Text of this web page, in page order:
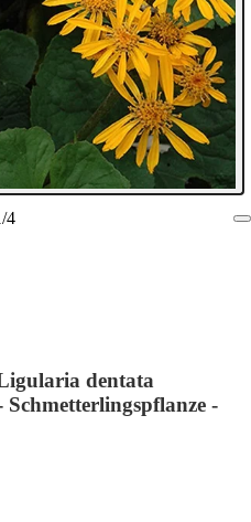
/4
dentata
Schmetterlingspflanze -